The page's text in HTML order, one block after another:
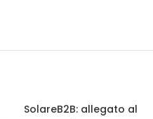
SolareB2B: allegato al